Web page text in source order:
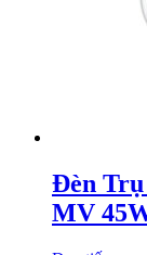
Đèn
MV